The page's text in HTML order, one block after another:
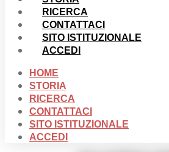
RICERCA
CONTATTACI
SITO ISTITUZIONALE
ACCEDI
HOME
STORIA
RICERCA
CONTATTACI
SITO ISTITUZIONALE
ACCEDI